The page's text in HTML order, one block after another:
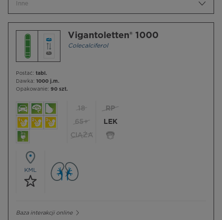
Inne
Vigantoletten® 1000
Colecalciferol
Postać: tabl.
Dawka: 1000 j.m.
Opakowanie: 90 szt.
18
65+
CIĄŻA
RP
LEK
KML
Baza interakcji online